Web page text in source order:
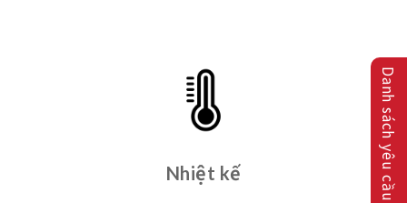
Nhiệt kế Danh sách yêu cầu